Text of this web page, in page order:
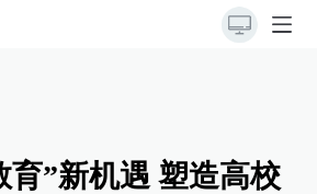
”新机遇 塑造高校